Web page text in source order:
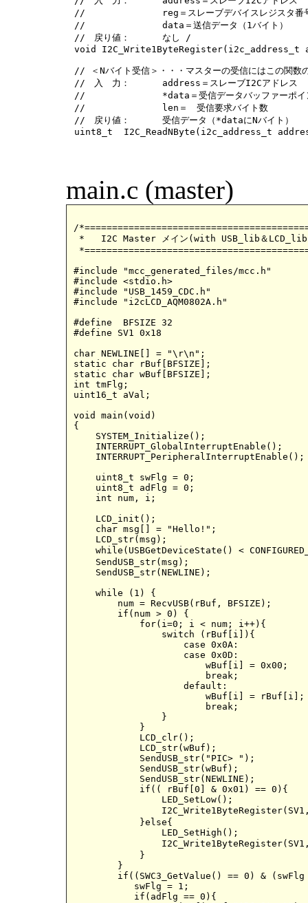
//		reg＝スレーブデバイスレジスタ番号
//		data＝送信データ（1バイト）
//　戻り値：	なし /
void
// ＜Nバイト受信＞・・・マスターの受信にはこの関数
//　入　力：	address＝スレーブI2Cアドレス
//		*data＝受信データバッファーポインタ
//　		len＝　受信要求バイト数
//　戻り値：	受信データ（*dataにNバイト）
main.c (master)
/
*   I2C Master メイン(with USB_lib＆
#include "mcc_generated_files/mcc.h"
#include <stdio.h>
#include "USB_1459_CDC.h"
#include "i2cLCD_AQM0802A.h"
#define  BFSIZE 32
#define SV1 0x18	  				// Slave I2C Devie Address
char NEWLINE[] = "\r\n";
static char rBuf[BFSIZE];
static char wBuf[BFSIZE];
int tmFlg;
uint16_t aVal;
void main(void)
{
    SYSTEM_Initialize();
    INTERRUPT_GlobalInterruptEnable();
    INTERRUPT_PeripheralInterruptEnable();
    uint8_t swFlg = 0;
    uint8_t adFlg = 0;
    int num, i;
    LCD_init();
    char msg[] = "Hello!";
    LCD_str(msg);
while(USBGetDeviceState() < CONFIGURED_STATE);	//USB接続の準備が
    SendUSB_str(msg);
    SendUSB_str(NEWLINE);
    while (1) {
        num = RecvUSB(rBuf, BFSIZE);
        if(num > 0) {
            for(i=0; i < num; i++){
                switch (rBuf[i]){
                    case 0x0A:
                    case 0x0D:
                    default:
                }
            }
            LCD_clr();
            LCD_str(wBuf);
            SendUSB_str("PIC> ");
            SendUSB_str(wBuf);
            SendUSB_str(NEWLINE);
            if(( rBuf[0] & 0x01) == 0){
            }else{
        }
if((SWC3_GetValue() == 0) & (swFlg
           swFlg = 1;
           if(adFlg == 0){